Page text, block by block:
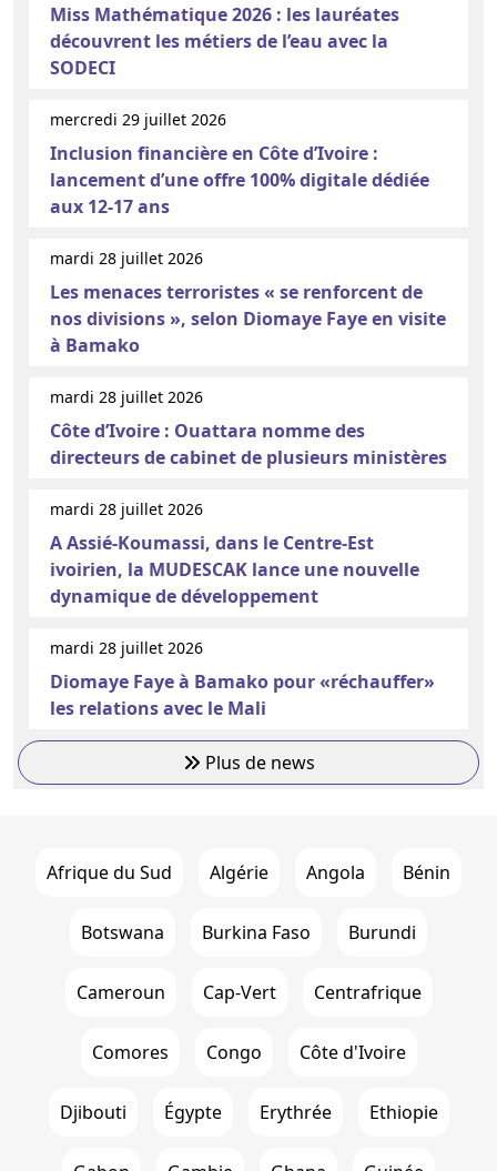
Miss Mathématique 2026 : les lauréates
découvrent les métiers de l’eau avec la
SODECI
mercredi 29 juillet 2026
Inclusion financière en Côte d’Ivoire :
lancement d’une offre 100% digitale dédiée
aux 12-17 ans
mardi 28 juillet 2026
Les menaces terroristes « se renforcent de
nos divisions », selon Diomaye Faye en visite
à Bamako
mardi 28 juillet 2026
Côte d’Ivoire : Ouattara nomme des
directeurs de cabinet de plusieurs ministères
mardi 28 juillet 2026
A Assié-Koumassi, dans le Centre-Est
ivoirien, la MUDESCAK lance une nouvelle
dynamique de développement
mardi 28 juillet 2026
Diomaye Faye à Bamako pour «réchauffer»
les relations avec le Mali
Plus de news
Afrique du Sud Algérie Angola Bénin
Botswana Burkina Faso Burundi
Cameroun Cap-Vert Centrafrique
Comores Congo Côte d'Ivoire
Djibouti Égypte Erythrée Ethiopie